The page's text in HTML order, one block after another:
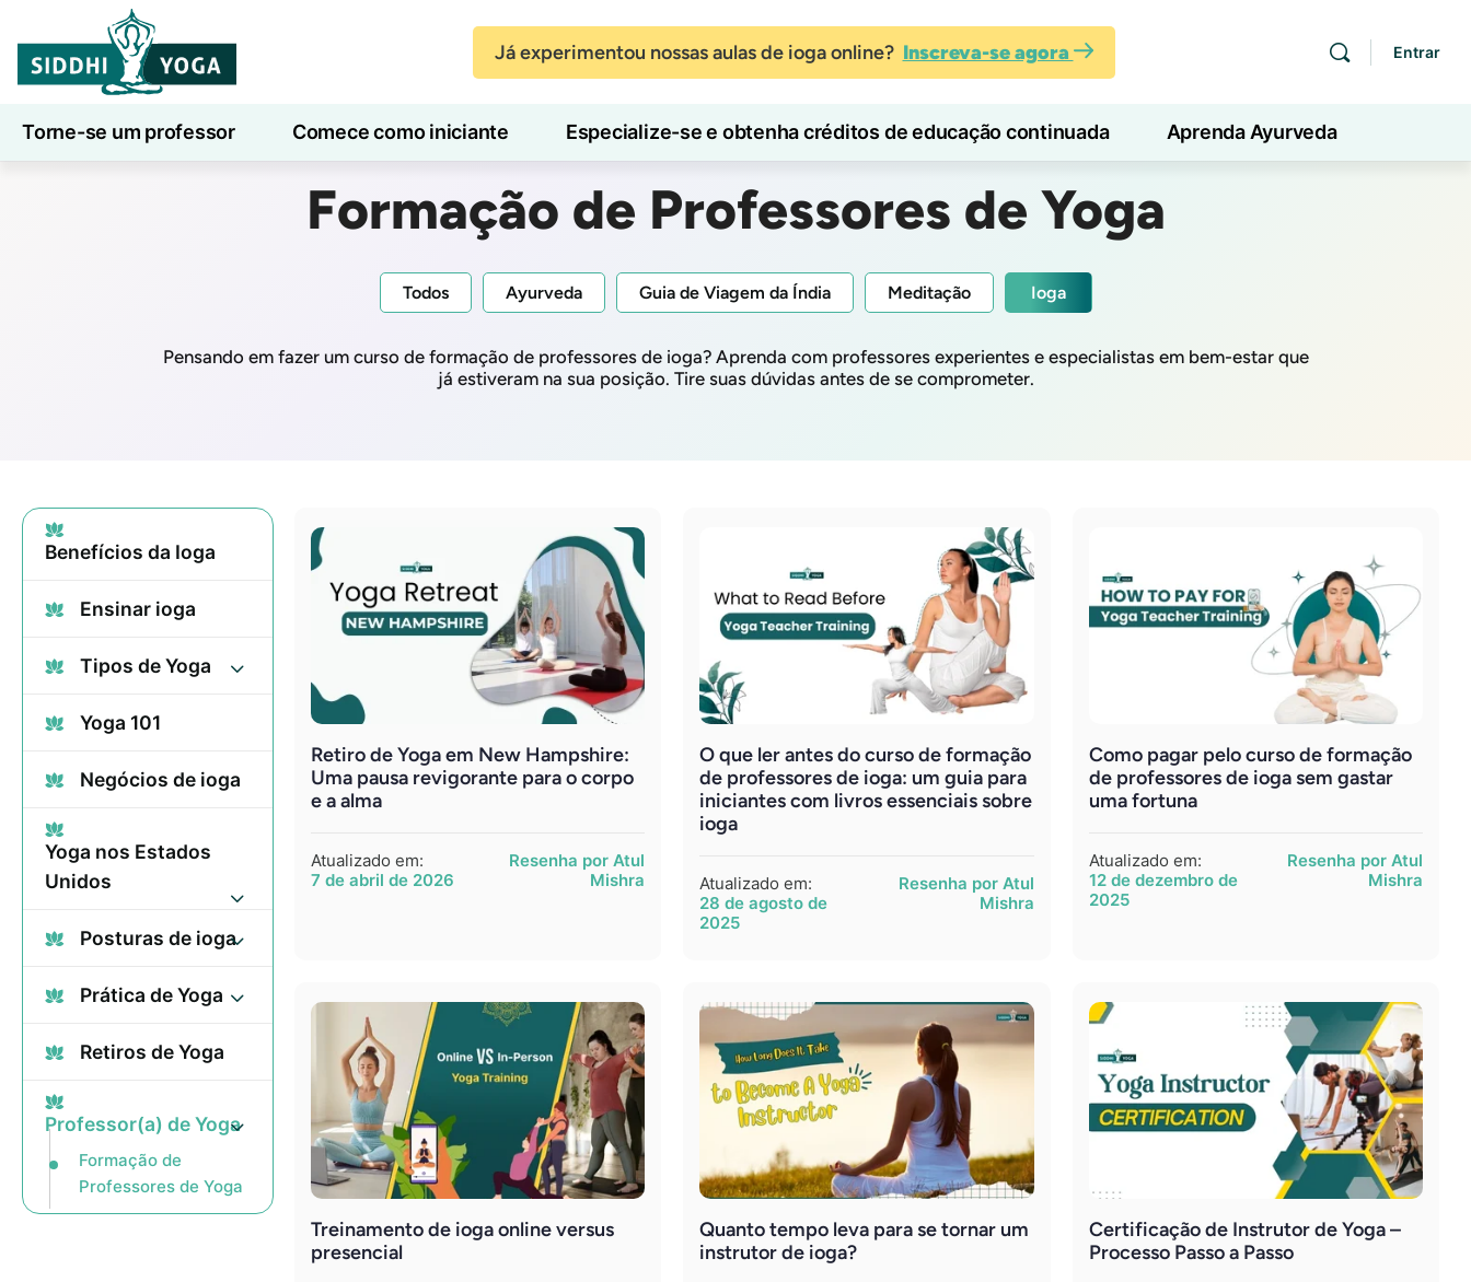
Já experimentou nossas aulas de ioga online? Inscreva-se agora Entrar
Torne-se um professor Comece como iniciante Especialize-se e obtenha créditos de educação continuada Aprenda Ayurveda
7 Dias de Bem-Estar Blog Aprender
Formação de Professores de Yoga
Todos Ayurveda Guia de Viagem da Índia Meditação Ioga
Pensando em fazer um curso de formação de professores de ioga? Aprenda com professores experientes e especialistas em bem-estar que
já estiveram na sua posição. Tire suas dúvidas antes de se comprometer.
Benefícios da Ioga
Ensinar ioga
Tipos de Yoga
Yoga 101
Negócios de ioga
Yoga nos Estados
Unidos
Posturas de ioga
Prática de Yoga
Retiros de Yoga
Professor(a) de Yoga
Formação de
Professores de Yoga
Retiro de Yoga em New Hampshire:
Uma pausa revigorante para o corpo
e a alma
Atualizado em:
7 de abril de 2026
Resenha por Atul
Mishra
O que ler antes do curso de formação
de professores de ioga: um guia para
iniciantes com livros essenciais sobre
ioga
Atualizado em:
28 de agosto de
2025
Resenha por Atul
Mishra
Como pagar pelo curso de formação
de professores de ioga sem gastar
uma fortuna
Atualizado em:
12 de dezembro de
2025
Resenha por Atul
Mishra
Treinamento de ioga online versus
presencial
Quanto tempo leva para se tornar um
instrutor de ioga?
Certificação de Instrutor de Yoga –
Processo Passo a Passo